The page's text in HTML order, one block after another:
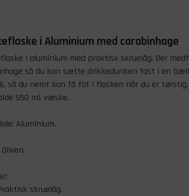
i Aluminium med carabinhage
i aluminium med praktisk skruelåg. Der
så du kan sætte drikkedunken fast i en
så du nemt kan få fat i flasken når du er
550 ml. væske.
Aluminium.
skruelåg.